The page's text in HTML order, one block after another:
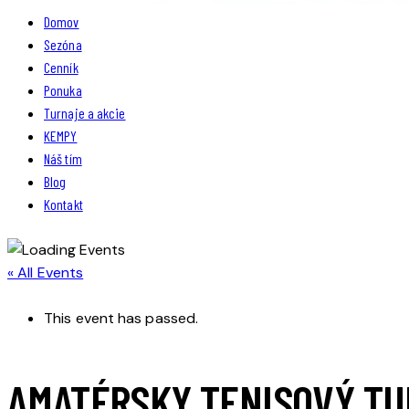
Domov
Sezóna
Cenník
Ponuka
Turnaje a akcie
KEMPY
Náš tím
Blog
Kontakt
« All Events
This event has passed.